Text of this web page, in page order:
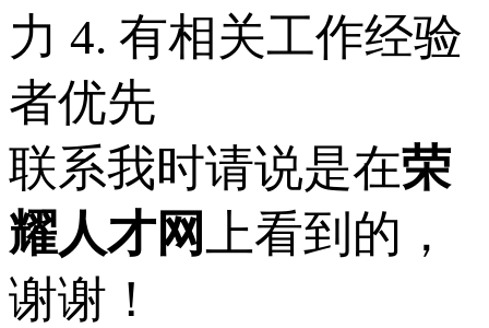
力 4. 有相关工作经验
者优先
联系我时请说是在荣
耀人才网
上看到的，
谢谢！